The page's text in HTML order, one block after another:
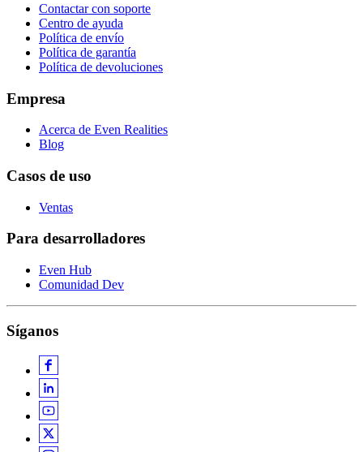
Contactar con soporte
Centro de ayuda
Política de envío
Política de garantía
Política de devoluciones
Empresa
Acerca de Even Realities
Blog
Casos de uso
Ventas
Para desarrolladores
Even Hub
Comunidad Dev
Síganos